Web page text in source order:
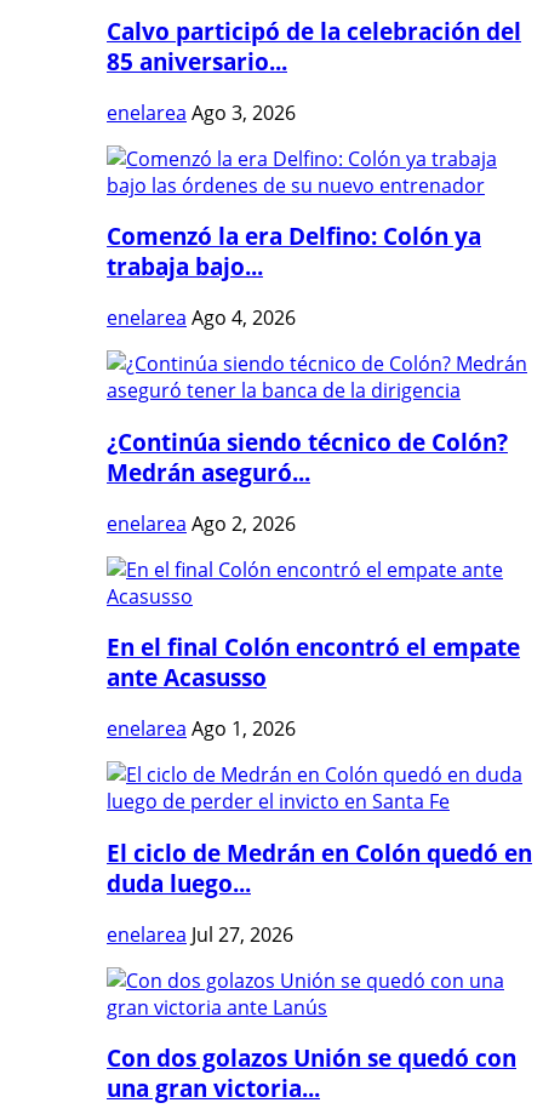
Calvo participó de la celebración del
85 aniversario...
enelarea Ago 3, 2026
Comenzó la era Delfino: Colón ya
trabaja bajo...
enelarea Ago 4, 2026
¿Continúa siendo técnico de Colón?
Medrán aseguró...
enelarea Ago 2, 2026
En el final Colón encontró el empate
ante Acasusso
enelarea Ago 1, 2026
El ciclo de Medrán en Colón quedó en
duda luego...
enelarea Jul 27, 2026
Con dos golazos Unión se quedó con
una gran victoria...